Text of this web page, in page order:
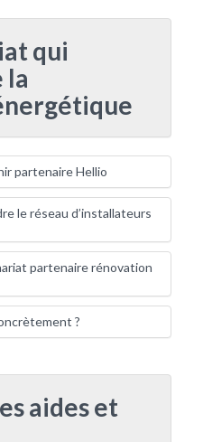
qui
la
partenaire Hellio
le réseau d’installateurs
partenaire rénovation
?
aides et